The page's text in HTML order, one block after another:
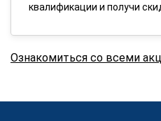
квалификации и получи
Ознакомиться со всеми